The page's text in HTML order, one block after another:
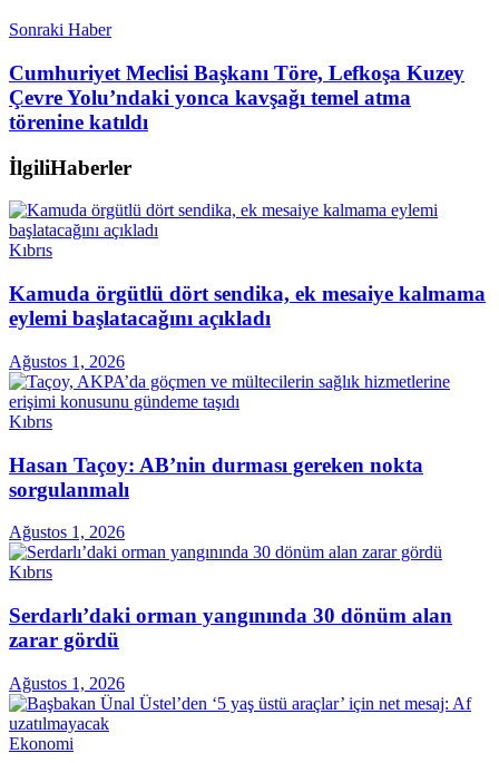
Sonraki Haber
Cumhuriyet Meclisi Başkanı Töre, Lefkoşa Kuzey
Çevre Yolu’ndaki yonca kavşağı temel atma
törenine katıldı
İlgiliHaberler
Kıbrıs
Kamuda örgütlü dört sendika, ek mesaiye kalmama
eylemi başlatacağını açıkladı
Ağustos 1, 2026
Kıbrıs
Hasan Taçoy: AB’nin durması gereken nokta
sorgulanmalı
Ağustos 1, 2026
Kıbrıs
Serdarlı’daki orman yangınında 30 dönüm alan
zarar gördü
Ağustos 1, 2026
Ekonomi